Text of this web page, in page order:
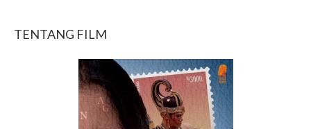
TENTANG FILM